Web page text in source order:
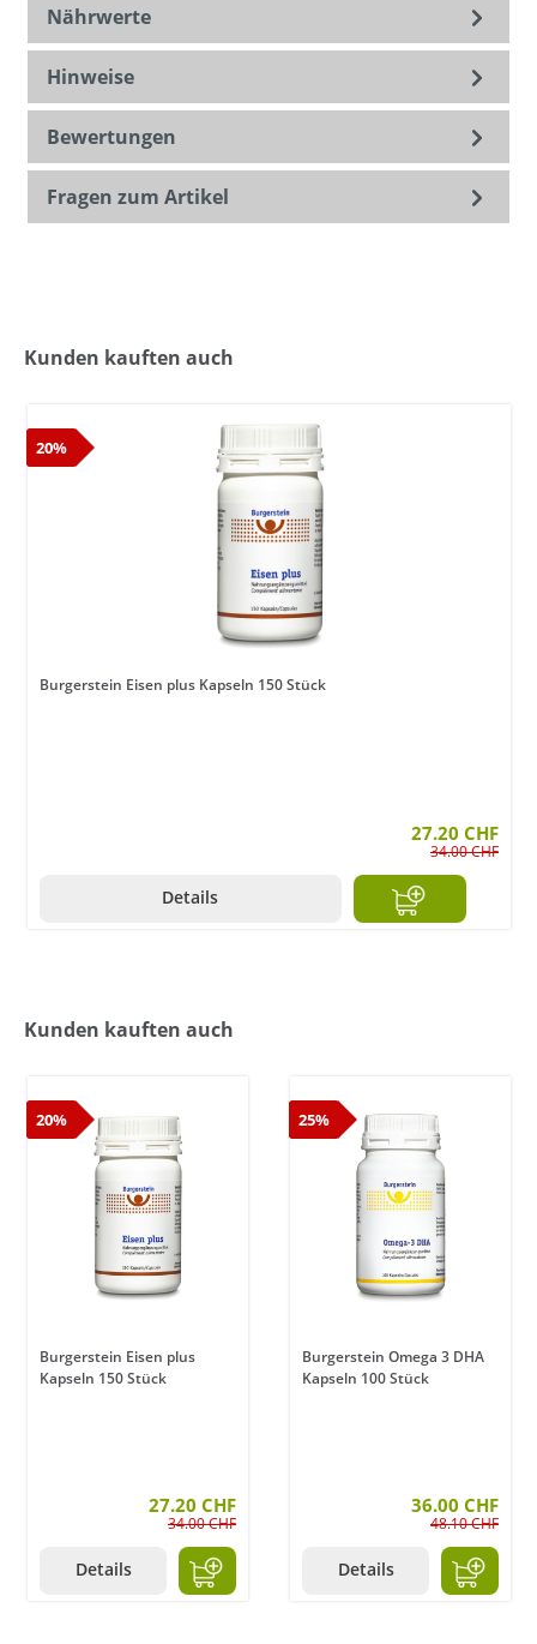
Nährwerte
Hinweise
Bewertungen
Fragen zum Artikel
Kunden kauften auch
20%
Burgerstein Eisen plus Kapseln 150 Stück
27.20 CHF
34.00 CHF
Details
Kunden kauften auch
20%
Burgerstein Eisen plus
Kapseln 150 Stück
27.20 CHF
34.00 CHF
Details
25%
Burgerstein Omega 3 DHA
Kapseln 100 Stück
36.00 CHF
48.10 CHF
Details